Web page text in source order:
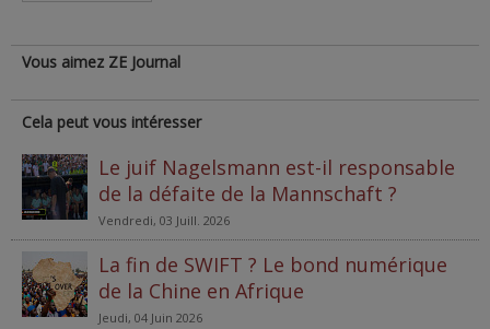
Vous aimez ZE Journal
Cela peut vous intéresser
Le juif Nagelsmann est-il responsable
de la défaite de la Mannschaft ?
Vendredi, 03 Juill. 2026
La fin de SWIFT ? Le bond numérique
de la Chine en Afrique
Jeudi, 04 Juin 2026